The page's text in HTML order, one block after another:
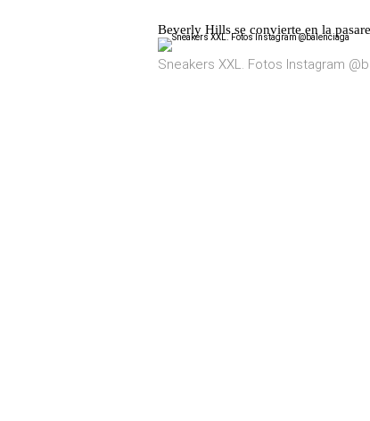
Beverly Hills se convierte en la
Sneakers XXL. Fotos Instagram